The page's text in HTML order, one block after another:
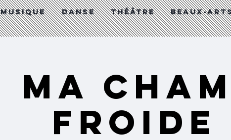
MUSIQUE DANSE THéâTRE BEAUX-
Ma
Froide